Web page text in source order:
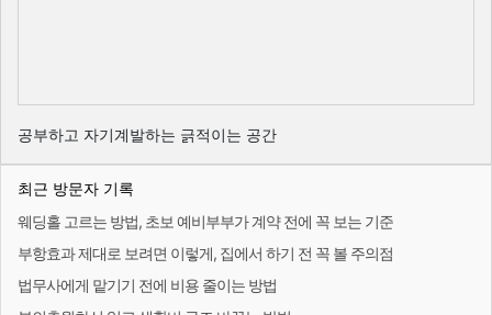
공부하고 자기계발하는 긁적이는 공간
최근 방문자 기록
웨딩홀 고르는 방법, 초보 예비부부가 계약 전에 꼭 보는 기준
부항효과 제대로 보려면 이렇게, 집에서 하기 전 꼭 볼 주의점
법무사에게 맡기기 전에 비용 줄이는 방법